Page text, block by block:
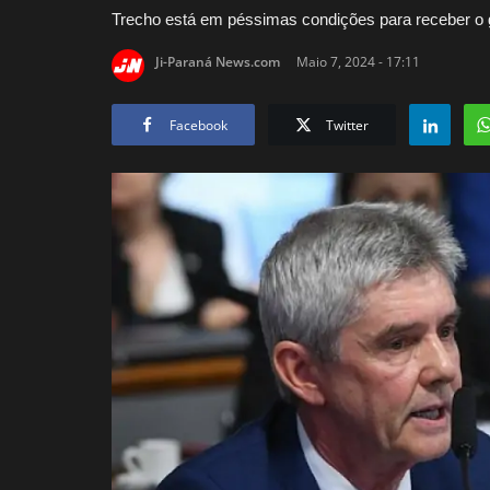
Trecho está em péssimas condições para receber
Ji-Paraná News.com Maio 7, 2024 - 17:11
Facebook Twitter